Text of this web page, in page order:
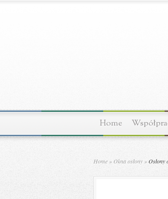
Home
Home » Okna osłony »Osłony